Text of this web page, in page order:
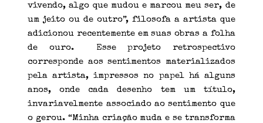
vivendo, algo que mudou e marcou meu ser, de
um jeito ou de outro”, filosofa a artista que
adicionou recentemente em suas obras a folha
de ouro. Esse projeto retrospectivo
corresponde aos sentimentos materializados
pela artista, impressos no papel há alguns
anos, onde cada desenho tem um título,
invariavelmente associado ao sentimento que
o gerou. “Minha criação muda e se transforma